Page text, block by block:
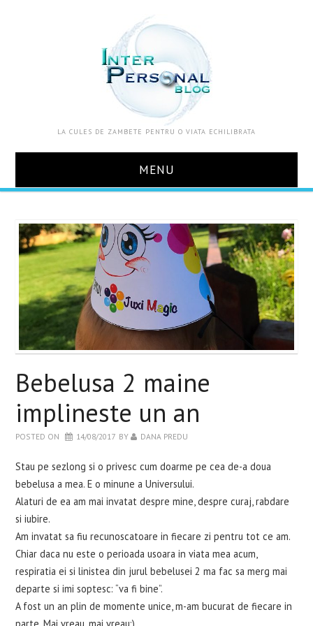
LA CULES DE ZAMBETE PENTRU O VIATA ECHILIBRATA
MENU
DESPRE MINE
ZOOM IN VIATA
WELLBEING
CARTI
CONTACT
Bebelusa 2 maine
implineste un an
POSTED ON 14/08/2017 BY DANA PREDU
Stau pe sezlong si o privesc cum doarme pe cea de-a doua
bebelusa a mea. E o minune a Universului.
Alaturi de ea am mai invatat despre mine, despre curaj, rabdare
si iubire.
Am invatat sa fiu recunoscatoare in fiecare zi pentru tot ce am.
Chiar daca nu este o perioada usoara in viata mea acum,
respiratia ei si linistea din jurul bebelusei 2 ma fac sa merg mai
departe si imi soptesc: “va fi bine”.
A fost un an plin de momente unice, m-am bucurat de fiecare in